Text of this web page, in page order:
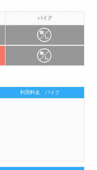
バイク
利用料金 バイク